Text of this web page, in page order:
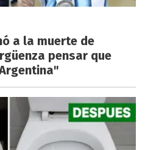
a la muerte de
pensar que